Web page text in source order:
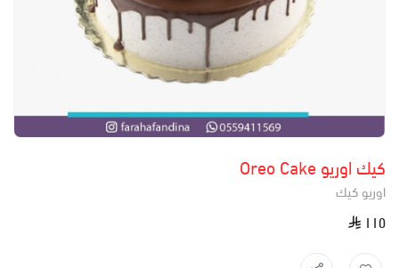
كيك اوريو Oreo Cake
اوريو كيك
١١٥